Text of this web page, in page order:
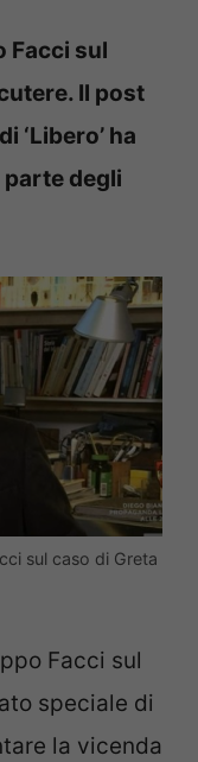
Facci sul
Il post
‘Libero’ ha
degli
sul caso di Greta
Facci sul
speciale di
la vicenda